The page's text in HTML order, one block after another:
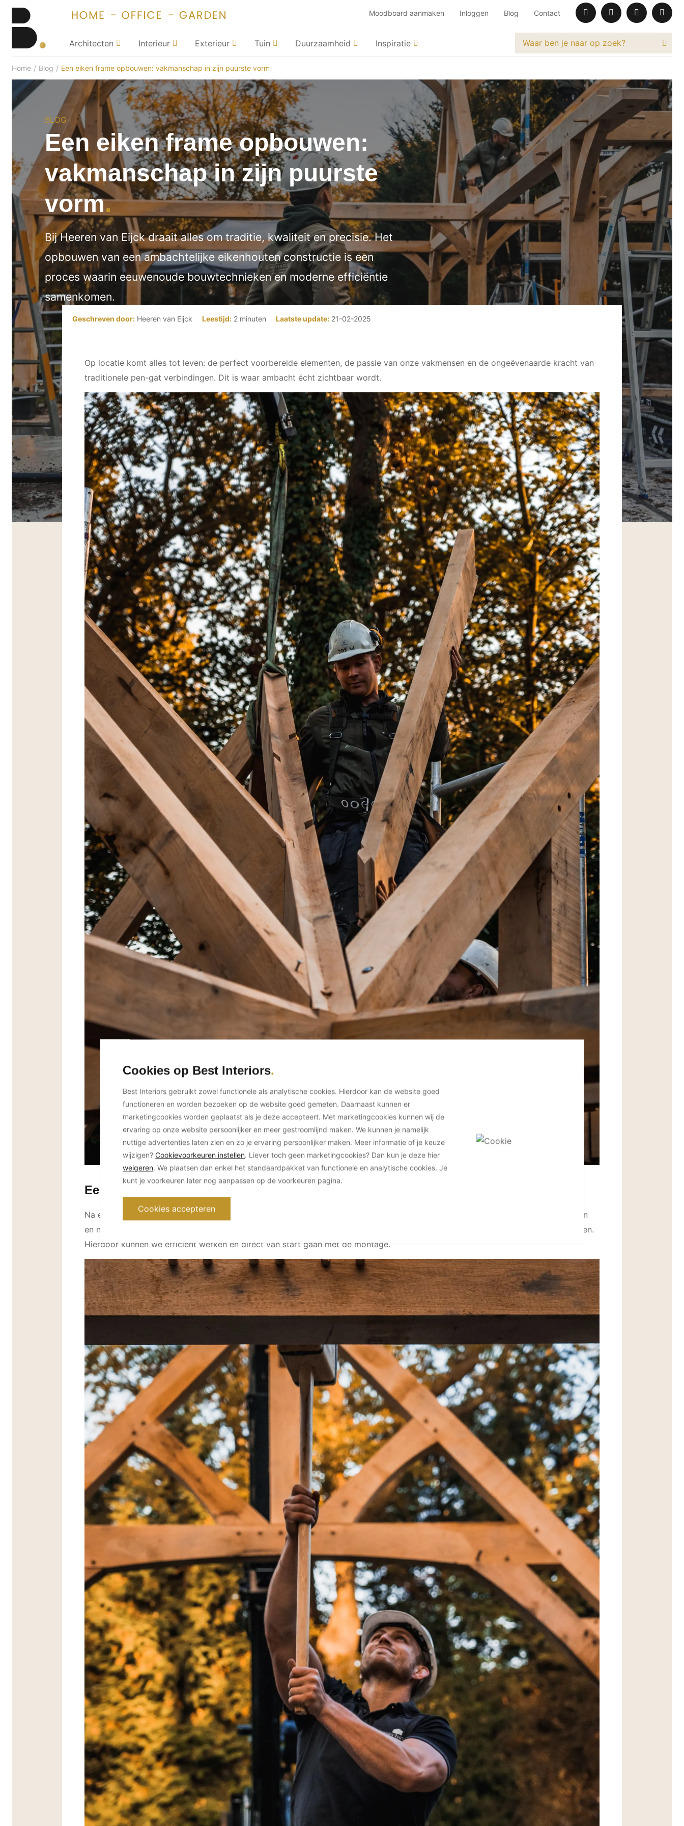
Moodboard aanmaken Inloggen Blog Contact
Architecten Interieur Exterieur Tuin Duurzaamheid Inspiratie
Home / Blog / Een eiken frame opbouwen: vakmanschap in zijn puurste vorm
BLOG
Een eiken frame opbouwen:
vakmanschap in zijn puurste
vorm
Bij Heeren van Eijck draait alles om traditie, kwaliteit en precisie. Het
opbouwen van een ambachtelijke eikenhouten constructie is een
proces waarin eeuwenoude bouwtechnieken en moderne efficiëntie
samenkomen.
Geschreven door: Heeren van Eijck Leestijd: 2 minuten Laatste update: 21-02-2025
Op locatie komt alles tot leven: de perfect voorbereide elementen, de passie van onze vakmensen en de ongeëvenaarde kracht van
traditionele pen-gat verbindingen. Dit is waar ambacht écht zichtbaar wordt.
Een vliegende start: het bouwpakket arriveert
Na een nauwgezette voorbereiding in onze werkplaats is het moment daar: het complete bouwpakket wordt zorgvuldig ingeladen
en naar de projectlocatie vervoerd. Elk houten element is al volledig voorbereid, genummerd en klaar om in elkaar gezet te worden.
Hierdoor kunnen we efficiënt werken en direct van start gaan met de montage.
Cookies op Best Interiors
Best Interiors gebruikt zowel functionele als analytische cookies. Hierdoor kan de website goed
functioneren en worden bezoeken op de website goed gemeten. Daarnaast kunnen er
marketingcookies worden geplaatst als je deze accepteert. Met marketingcookies kunnen wij de
ervaring op onze website persoonlijker en meer gestroomlijnd maken. We kunnen je namelijk
nuttige advertenties laten zien en zo je ervaring persoonlijker maken. Meer informatie of je keuze
wijzigen? Cookievoorkeuren instellen. Liever toch geen marketingcookies? Dan kun je deze hier
weigeren. We plaatsen dan enkel het standaardpakket van functionele en analytische cookies. Je
kunt je voorkeuren later nog aanpassen op de voorkeuren pagina.
Cookies accepteren